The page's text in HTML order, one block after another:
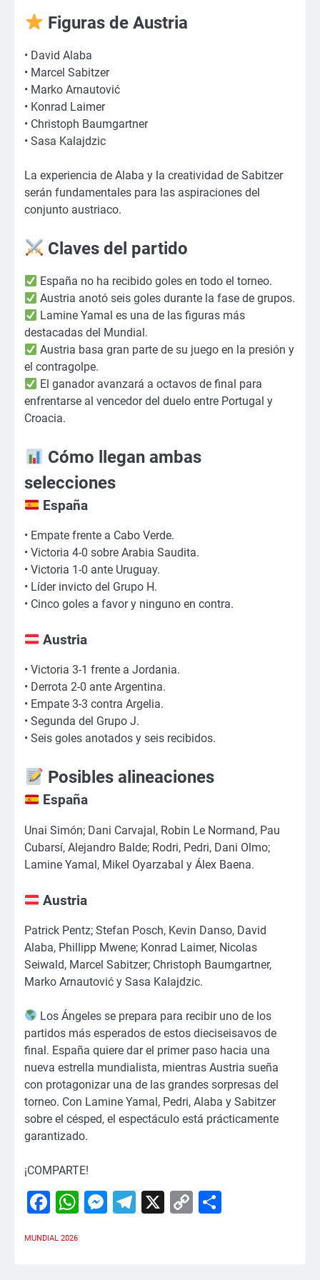
Figuras de Austria
• David Alaba
• Marcel Sabitzer
• Marko Arnautović
• Konrad Laimer
• Christoph Baumgartner
• Sasa Kalajdzic
La experiencia de Alaba y la creatividad de Sabitzer
serán fundamentales para las aspiraciones del
conjunto austriaco.
Claves del partido
España no ha recibido goles en todo el torneo.
Austria anotó seis goles durante la fase de grupos.
Lamine Yamal es una de las figuras más
destacadas del Mundial.
Austria basa gran parte de su juego en la presión y
el contragolpe.
El ganador avanzará a octavos de final para
enfrentarse al vencedor del duelo entre Portugal y
Croacia.
Cómo llegan ambas
selecciones
España
• Empate frente a Cabo Verde.
• Victoria 4-0 sobre Arabia Saudita.
• Victoria 1-0 ante Uruguay.
• Líder invicto del Grupo H.
• Cinco goles a favor y ninguno en contra.
Austria
• Victoria 3-1 frente a Jordania.
• Derrota 2-0 ante Argentina.
• Empate 3-3 contra Argelia.
• Segunda del Grupo J.
• Seis goles anotados y seis recibidos.
Posibles alineaciones
España
Unai Simón; Dani Carvajal, Robin Le Normand, Pau
Cubarsí, Alejandro Balde; Rodri, Pedri, Dani Olmo;
Lamine Yamal, Mikel Oyarzabal y Álex Baena.
Austria
Patrick Pentz; Stefan Posch, Kevin Danso, David
Alaba, Phillipp Mwene; Konrad Laimer, Nicolas
Seiwald, Marcel Sabitzer; Christoph Baumgartner,
Marko Arnautović y Sasa Kalajdzic.
Los Ángeles se prepara para recibir uno de los
partidos más esperados de estos dieciseisavos de
final. España quiere dar el primer paso hacia una
nueva estrella mundialista, mientras Austria sueña
con protagonizar una de las grandes sorpresas del
torneo. Con Lamine Yamal, Pedri, Alaba y Sabitzer
sobre el césped, el espectáculo está prácticamente
garantizado.
¡COMPARTE!
Facebook
WhatsApp
Messenger
Telegram
X
Copy
MUNDIAL 2026